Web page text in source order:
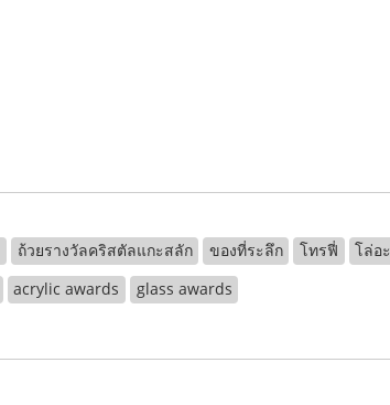
ถ้วยรางวัลคริสตัลแกะสลัก ของที่ระลึก โทรฟี่ โล่อ
acrylic awards glass awards